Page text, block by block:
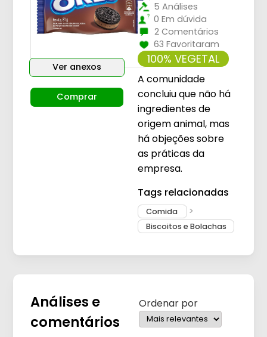
Ver anexos
Comprar
5 Análises
0 Em dúvida
2 Comentários
63 Favoritaram
100% VEGETAL
A comunidade
concluiu que não há
ingredientes de
origem animal, mas
há objeções sobre
as práticas da
empresa.
Tags relacionadas
Comida
Biscoitos e Bolachas
Análises e
comentários
Ordenar por